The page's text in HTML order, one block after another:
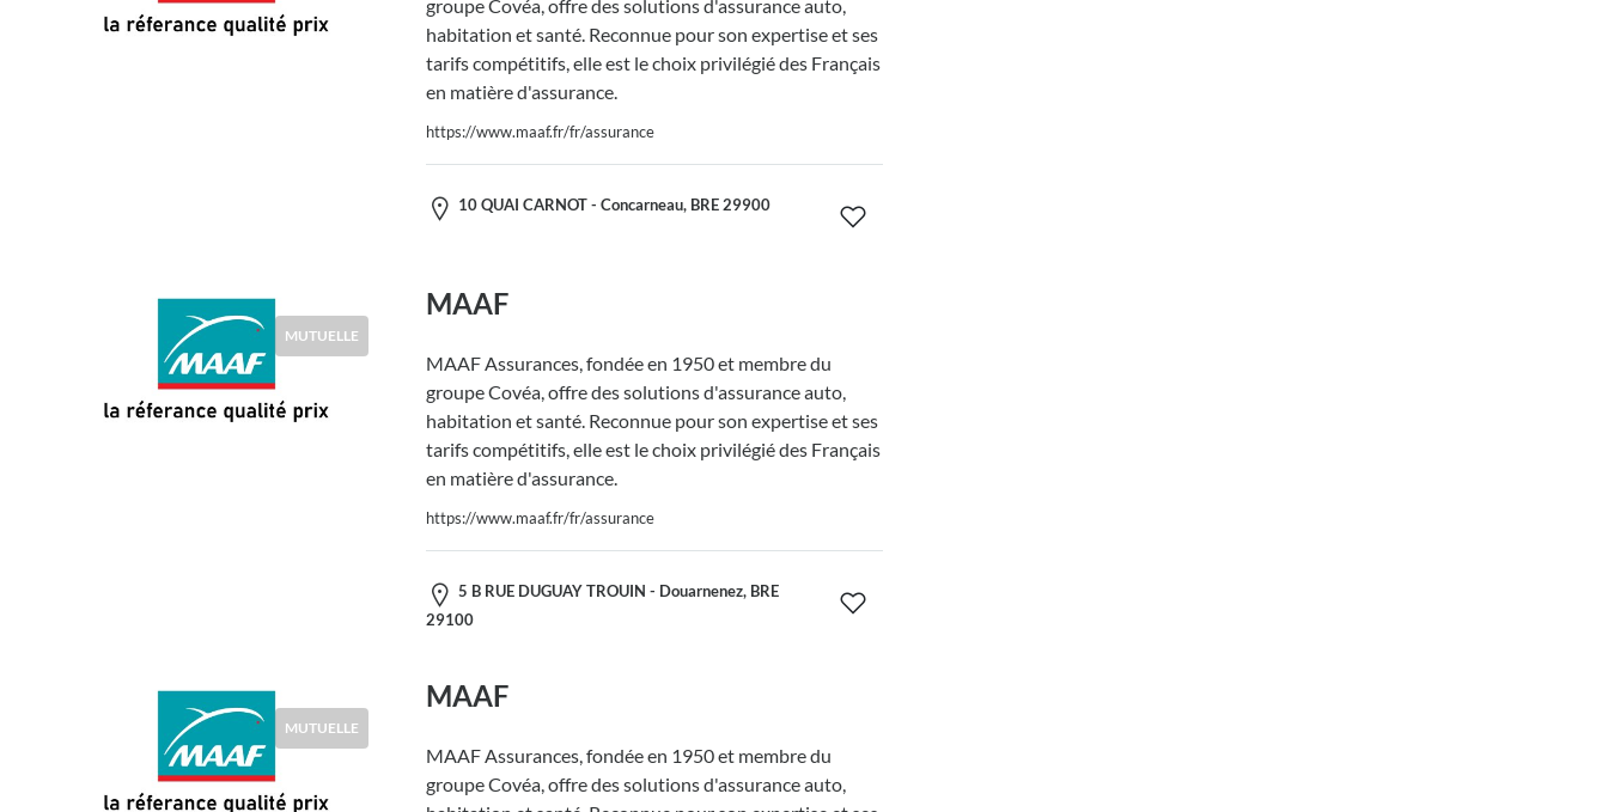
groupe Covéa, offre des solutions d'assurance auto,
habitation et santé. Reconnue pour son expertise et ses
tarifs compétitifs, elle est le choix privilégié des Français
en matière d'assurance.
https://www.maaf.fr/fr/assurance
10 QUAI CARNOT - Concarneau, BRE 29900
MUTUELLE
MAAF
MAAF Assurances, fondée en 1950 et membre du
groupe Covéa, offre des solutions d'assurance auto,
habitation et santé. Reconnue pour son expertise et ses
tarifs compétitifs, elle est le choix privilégié des Français
en matière d'assurance.
https://www.maaf.fr/fr/assurance
5 B RUE DUGUAY TROUIN - Douarnenez, BRE
29100
MUTUELLE
MAAF
MAAF Assurances, fondée en 1950 et membre du
groupe Covéa, offre des solutions d'assurance auto,